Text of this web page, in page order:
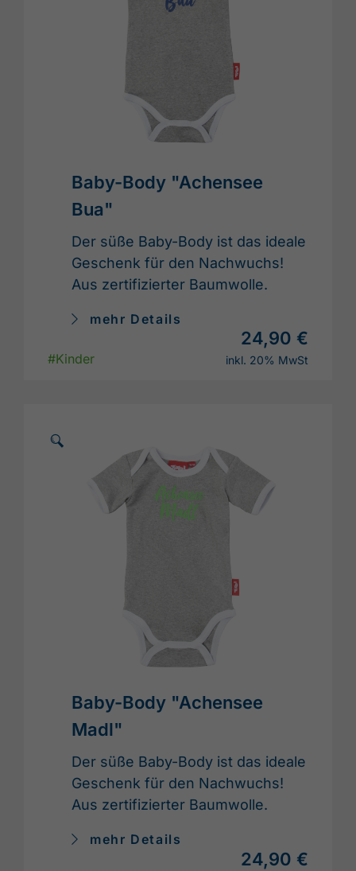
Baby-Body "Achensee
Bua"
Der süße Baby-Body ist das ideale
Geschenk für den Nachwuchs!
Aus zertifizierter Baumwolle.
mehr Details
#Kinder
24,90 €
inkl. 20% MwSt
🗵
Baby-Body "Achensee
Madl"
Der süße Baby-Body ist das ideale
Geschenk für den Nachwuchs!
Aus zertifizierter Baumwolle.
mehr Details
24,90 €